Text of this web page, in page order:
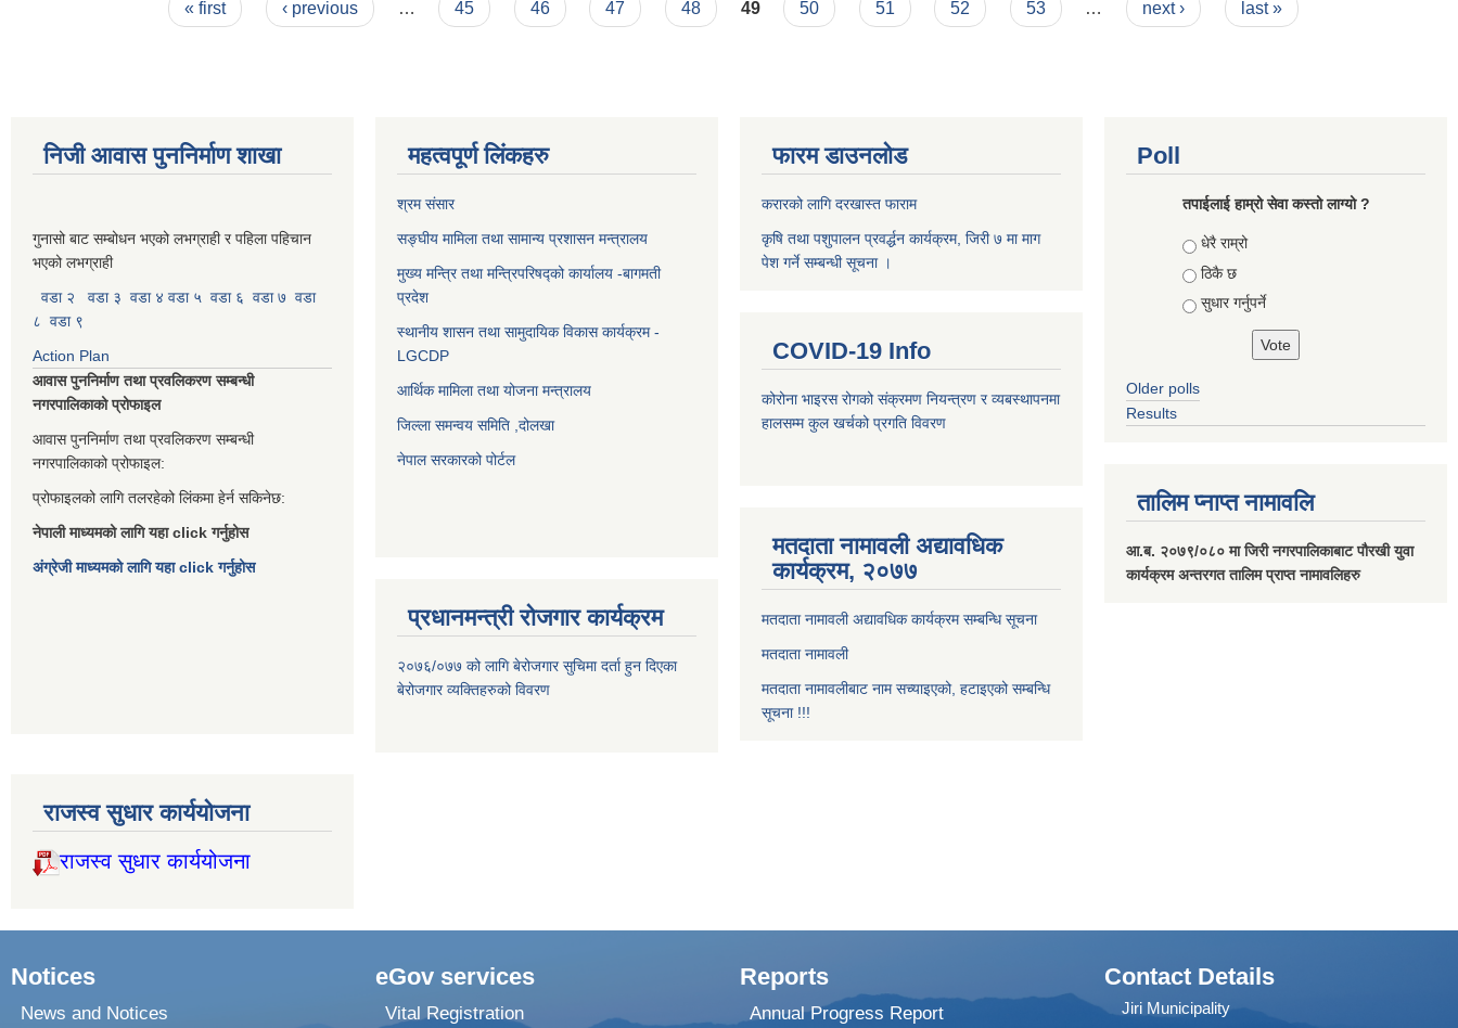
« first ‹ previous … 45 46 47 48 49 50 51 52 53 … next › last »
निजी आवास पुननिर्माण शाखा
गुनासो बाट सम्बोधन भएको लभग्राही र पहिला पहिचान
भएको लभग्राही
वडा २
वडा ३ वडा ४ वडा ५ वडा ६ वडा ७ वडा
८ वडा ९
Action Plan
आवास पुननिर्माण तथा प्रवलिकरण सम्बन्धी
नगरपालिकाको प्रोफाइल
आवास पुननिर्माण तथा प्रवलिकरण सम्बन्धी
नगरपालिकाको प्रोफाइल:
प्रोफाइलको लागि तलरहेको लिंकमा हेर्न सकिनेछ:
नेपाली माध्यमको लागि यहा click गर्नुहोस
अंग्रेजी माध्यमको लागि यहा click गर्नुहोस
महत्वपूर्ण लिंकहरु
श्रम संसार
सङ्घीय मामिला तथा सामान्य प्रशासन मन्त्रालय
मुख्य मन्त्रि तथा मन्त्रिपरिषद्को कार्यालय -बागमती
प्रदेश
स्थानीय शासन तथा सामुदायिक विकास कार्यक्रम -
LGCDP
आर्थिक मामिला तथा योजना मन्त्रालय
जिल्ला समन्वय समिति ,दोलखा
नेपाल सरकारको पोर्टल
प्रधानमन्त्री रोजगार कार्यक्रम
२०७६/०७७ को लागि बेरोजगार सुचिमा दर्ता हुन दिएका
बेरोजगार व्यक्तिहरुको विवरण
फारम डाउनलोड
करारको लागि दरखास्त फाराम
कृषि तथा पशुपालन प्रवर्द्धन कार्यक्रम, जिरी ७ मा माग
पेश गर्ने सम्बन्धी सूचना ।
COVID-19 Info
कोरोना भाइरस रोगको संक्रमण नियन्त्रण र व्यबस्थापनमा
हालसम्म कुल खर्चको प्रगति विवरण
मतदाता नामावली अद्यावधिक
कार्यक्रम, २०७७
मतदाता नामावली अद्यावधिक कार्यक्रम सम्बन्धि सूचना
मतदाता नामावली
मतदाता नामावलीबाट नाम सच्याइएको, हटाइएको सम्बन्धि
सूचना !!!
Poll
तपाईलाई हाम्रो सेवा कस्तो लाग्यो ?
Choices
धेरै राम्रो
ठिकै छ
सुधार गर्नुपर्ने
Older polls
Results
तालिम प्नाप्त नामावलि
आ.ब. २०७९/०८० मा जिरी नगरपालिकाबाट पौरखी युवा
कार्यक्रम अन्तरगत तालिम प्राप्त नामावलिहरु
राजस्व सुधार कार्ययोजना
राजस्व सुधार कार्ययोजना
Notices
News and Notices
eGov services
Vital Registration
Reports
Annual Progress Report
Contact Details
Jiri Municipality